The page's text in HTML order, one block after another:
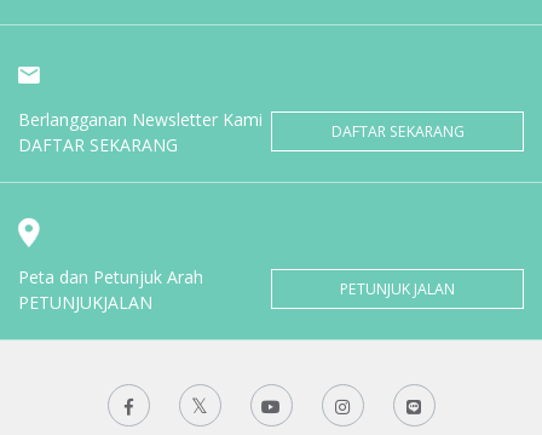
Berlangganan Newsletter Kami
DAFTAR SEKARANG
DAFTAR SEKARANG
Peta dan Petunjuk Arah
PETUNJUKJALAN
PETUNJUK JALAN